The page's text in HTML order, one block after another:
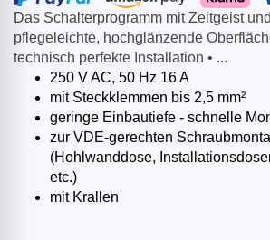
Das Schalterprogramm mit Zeitgeist
pflegeleichte, hochglänzende
technisch perfekte Installation • ...
250 V AC, 50 Hz 16 A
mit Steckklemmen bis 2,5 mm²
geringe Einbautiefe - schnelle
zur VDE-gerechten
(Hohlwanddose,
etc.)
mit Krallen